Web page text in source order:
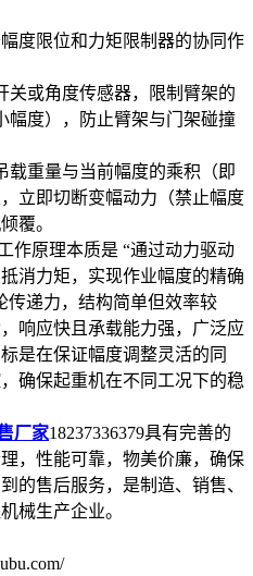
度限位和力矩限制器的协同作
或角度传感器，限制臂架的
幅度），防止臂架与门架碰撞
重量与当前幅度的乘积（即
立即切断变幅动力（禁止幅度
覆。
作原理本质是 “通过动力驱动
消力矩，实现作业幅度的精确
传递力，结构简单但效率较
响应快且承载能力强，广泛应
是在保证幅度调整灵活的同
确保起重机在不同工况下的稳
厂家18237336379具有完善的
，性能可靠，物美价廉，确保
的售后服务，是制造、销售、
械生产企业。